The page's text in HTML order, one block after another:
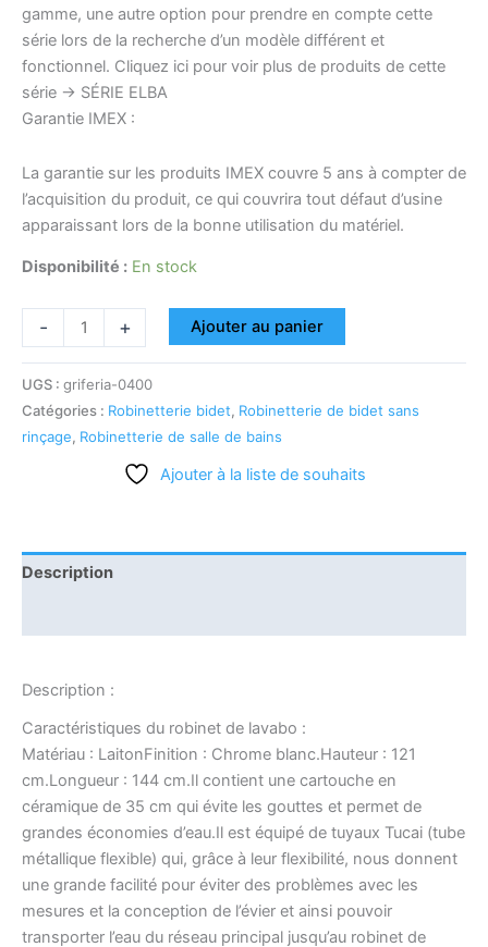
gamme, une autre option pour prendre en compte cette
série lors de la recherche d’un modèle différent et
fonctionnel. Cliquez ici pour voir plus de produits de cette
série -> SÉRIE ELBA
Garantie IMEX :
La garantie sur les produits IMEX couvre 5 ans à compter de
l’acquisition du produit, ce qui couvrira tout défaut d’usine
apparaissant lors de la bonne utilisation du matériel.
Disponibilité : En stock
- + Ajouter au panier
UGS : griferia-0400
Catégories : Robinetterie bidet, Robinetterie de bidet sans
rinçage, Robinetterie de salle de bains
Ajouter à la liste de souhaits
Description
Description :
Caractéristiques du robinet de lavabo :
Matériau : LaitonFinition : Chrome blanc.Hauteur : 121
cm.Longueur : 144 cm.Il contient une cartouche en
céramique de 35 cm qui évite les gouttes et permet de
grandes économies d’eau.Il est équipé de tuyaux Tucai (tube
métallique flexible) qui, grâce à leur flexibilité, nous donnent
une grande facilité pour éviter des problèmes avec les
mesures et la conception de l’évier et ainsi pouvoir
transporter l’eau du réseau principal jusqu’au robinet de